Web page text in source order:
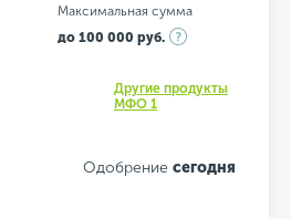
Максимальная сумма
до 100 000 руб.
Другие продукты
МФО 1
Одобрение сегодня